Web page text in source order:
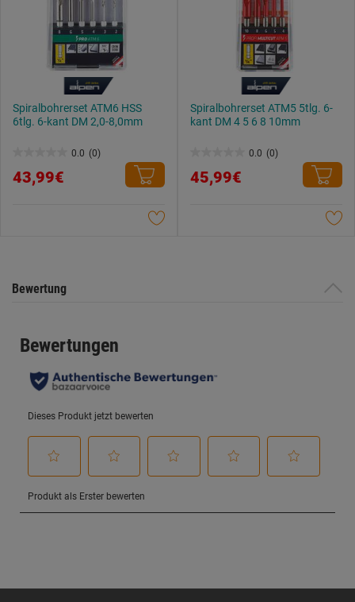
Spiralbohrerset ATM6 HSS
6tlg. 6-kant DM 2,0-8,0mm
0.0 (0)
von
43,99€
Spiralbohrerset ATM5 5tlg. 6-
kant DM 4 5 6 8 10mm
0.0 (0)
von
45,99€
Bewertung